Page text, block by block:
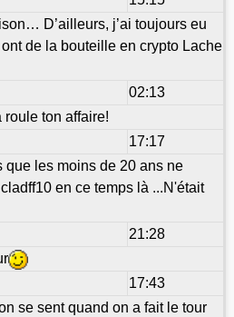
D’ailleurs, j’ai toujours eu
de la bouteille en crypto Lache
02:13
roule ton affaire!
17:17
que les moins de 20 ans ne
en ce temps là ...N'était
21:28
17:43
se sent quand on a fait le tour